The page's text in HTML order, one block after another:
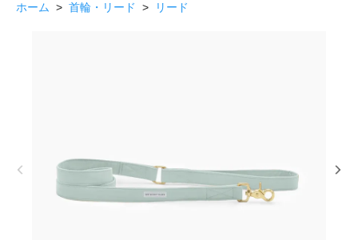
ホーム > 首輪・リード > リード